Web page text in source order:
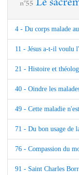
n°55 Le
4 - Du corps malade
11 - Jésus a-t-il voulu
21 - Histoire et
40 - Oindre les
49 - Cette maladie
71 - Du bon usage de
76 - Compassion du
91 - Saint Charles